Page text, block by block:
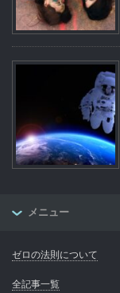
メニュー
ゼロの法則について
全記事一覧